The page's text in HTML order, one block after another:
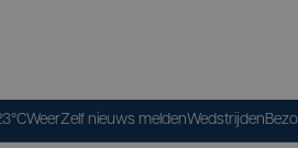
WeerZelf nieuws meldenWedstrijden